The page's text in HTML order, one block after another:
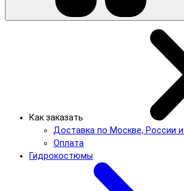
Как заказать
Доставка по Москве, России
Оплата
Гидрокостюмы